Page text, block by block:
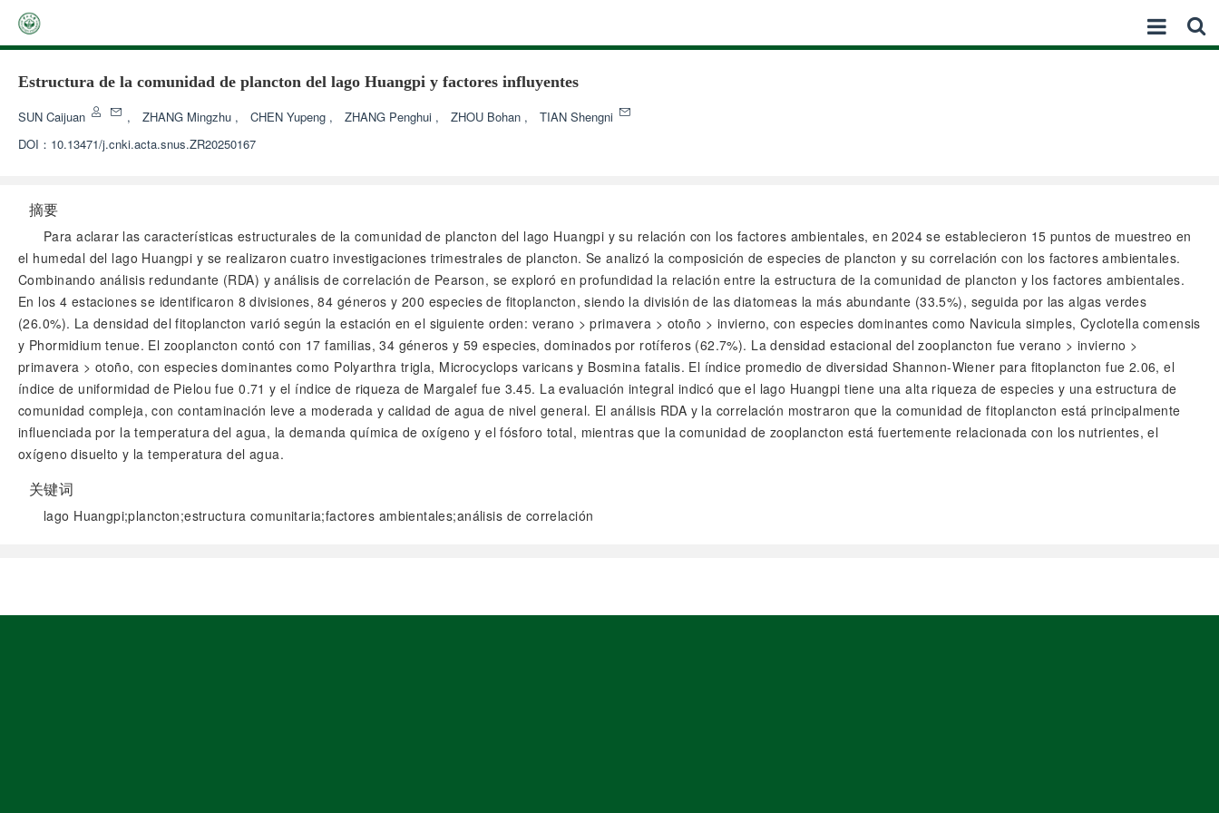
Estructura de la comunidad de plancton del lago Huangpi y factores influyentes
SUN Caijuan , ZHANG Mingzhu , CHEN Yupeng , ZHANG Penghui , ZHOU Bohan ,
TIAN Shengni
DOI： 10.13471/j.cnki.acta.snus.ZR20250167
摘要
Para aclarar las características estructurales de la comunidad de plancton del lago Huangpi y su relación con los factores ambientales, en 2024 se establecieron 15 puntos de muestreo en
el humedal del lago Huangpi y se realizaron cuatro investigaciones trimestrales de plancton. Se analizó la composición de especies de plancton y su correlación con los factores ambientales.
Combinando análisis redundante (RDA) y análisis de correlación de Pearson, se exploró en profundidad la relación entre la estructura de la comunidad de plancton y los factores ambientales.
En los 4 estaciones se identificaron 8 divisiones, 84 géneros y 200 especies de fitoplancton, siendo la división de las diatomeas la más abundante (33.5%), seguida por las algas verdes
(26.0%). La densidad del fitoplancton varió según la estación en el siguiente orden: verano > primavera > otoño > invierno, con especies dominantes como Navicula simples, Cyclotella comensis
y Phormidium tenue. El zooplancton contó con 17 familias, 34 géneros y 59 especies, dominados por rotíferos (62.7%). La densidad estacional del zooplancton fue verano > invierno >
primavera > otoño, con especies dominantes como Polyarthra trigla, Microcyclops varicans y Bosmina fatalis. El índice promedio de diversidad Shannon-Wiener para fitoplancton fue 2.06, el
índice de uniformidad de Pielou fue 0.71 y el índice de riqueza de Margalef fue 3.45. La evaluación integral indicó que el lago Huangpi tiene una alta riqueza de especies y una estructura de
comunidad compleja, con contaminación leve a moderada y calidad de agua de nivel general. El análisis RDA y la correlación mostraron que la comunidad de fitoplancton está principalmente
influenciada por la temperatura del agua, la demanda química de oxígeno y el fósforo total, mientras que la comunidad de zooplancton está fuertemente relacionada con los nutrientes, el
oxígeno disuelto y la temperatura del agua.
关键词
lago Huangpi;plancton;estructura comunitaria;factores ambientales;análisis de correlación